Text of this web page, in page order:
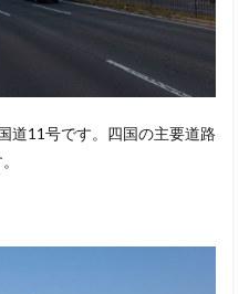
道11号です。四国の主要道路